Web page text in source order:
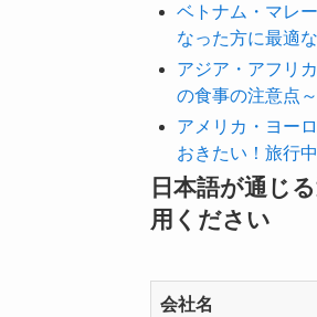
ベトナム・マレ
なった方に最適
アジア・アフリ
の食事の注意点～
アメリカ・ヨー
おきたい！旅行
日本語が通じ
用ください
会社名